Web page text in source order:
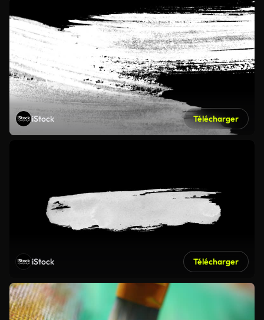
iStock Télécharger
iStock Télécharger